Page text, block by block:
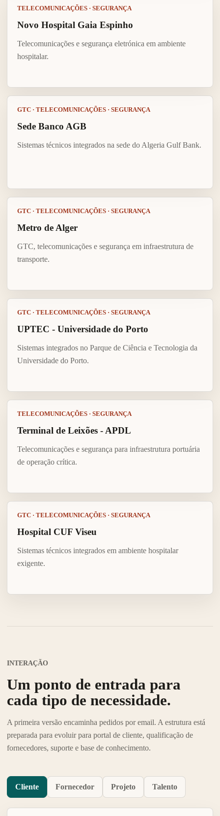
TELECOMUNICAÇÕES · SEGURANÇA
Novo Hospital Gaia Espinho
Telecomunicações e segurança eletrónica em ambiente
hospitalar.
GTC · TELECOMUNICAÇÕES · SEGURANÇA
Sede Banco AGB
Sistemas técnicos integrados na sede do Algeria Gulf Bank.
GTC · TELECOMUNICAÇÕES · SEGURANÇA
Metro de Alger
GTC, telecomunicações e segurança em infraestrutura de
transporte.
GTC · TELECOMUNICAÇÕES · SEGURANÇA
UPTEC - Universidade do Porto
Sistemas integrados no Parque de Ciência e Tecnologia da
Universidade do Porto.
TELECOMUNICAÇÕES · SEGURANÇA
Terminal de Leixões - APDL
Telecomunicações e segurança para infraestrutura portuária
de operação crítica.
GTC · TELECOMUNICAÇÕES · SEGURANÇA
Hospital CUF Viseu
Sistemas técnicos integrados em ambiente hospitalar
exigente.
INTERAÇÃO
Um ponto de entrada para
cada tipo de necessidade.
A primeira versão encaminha pedidos por email. A estrutura está
preparada para evoluir para portal de cliente, qualificação de
fornecedores, suporte e base de conhecimento.
Cliente Fornecedor Projeto Talento